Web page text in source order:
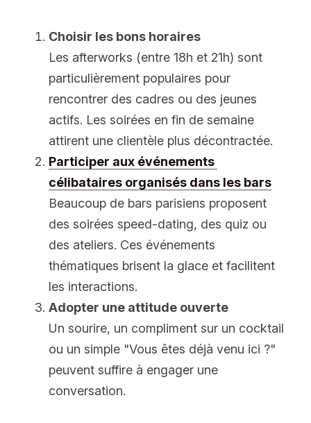
Choisir les bons horaires
Les afterworks (entre 18h et 21h) sont
particulièrement populaires pour
rencontrer des cadres ou des jeunes
actifs. Les soirées en fin de semaine
attirent une clientèle plus décontractée.
Participer aux événements
célibataires organisés dans les bars
Beaucoup de bars parisiens proposent
des soirées speed-dating, des quiz ou
des ateliers. Ces événements
thématiques brisent la glace et facilitent
les interactions.
Adopter une attitude ouverte
Un sourire, un compliment sur un cocktail
ou un simple "Vous êtes déjà venu ici ?"
peuvent suffire à engager une
conversation.